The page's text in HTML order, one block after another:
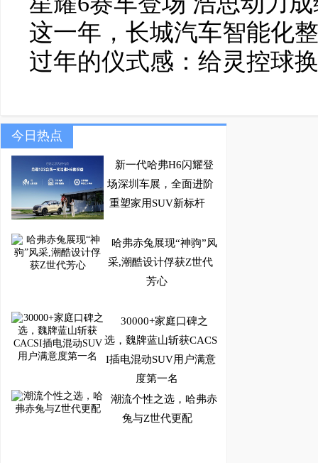
这一年，长城汽车智能化
过年的仪式感：给灵控球
今日热点
新一代哈弗H6闪耀登
场深圳车展，全面进阶
重塑家用SUV新标杆
哈弗赤兔展现“神驹”风
采,潮酷设计俘获Z世代
芳心
30000+家庭口碑之
选，魏牌蓝山斩获CACS
I插电混动SUV用户满意
度第一名
潮流个性之选，哈弗赤
兔与Z世代更配